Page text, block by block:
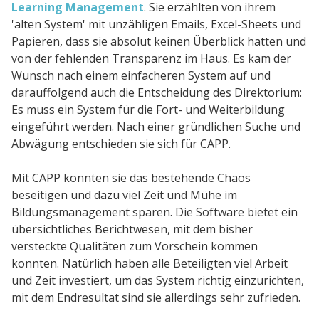
Kundenstamm
Cases
Defacto
Über Uns
Blog
Open Source
Jobs
Kontakt
Learning Management. Sie erzählten von ihrem
'alten System' mit unzähligen Emails, Excel-Sheets und
Papieren, dass sie absolut keinen Überblick hatten und
von der fehlenden Transparenz im Haus. Es kam der
Wunsch nach einem einfacheren System auf und
darauffolgend auch die Entscheidung des Direktorium:
Es muss ein System für die Fort- und Weiterbildung
eingeführt werden. Nach einer gründlichen Suche und
Abwägung entschieden sie sich für CAPP.
Mit CAPP konnten sie das bestehende Chaos
beseitigen und dazu viel Zeit und Mühe im
Bildungsmanagement sparen. Die Software bietet ein
übersichtliches Berichtwesen, mit dem bisher
versteckte Qualitäten zum Vorschein kommen
konnten. Natürlich haben alle Beteiligten viel Arbeit
und Zeit investiert, um das System richtig einzurichten,
mit dem Endresultat sind sie allerdings sehr zufrieden.